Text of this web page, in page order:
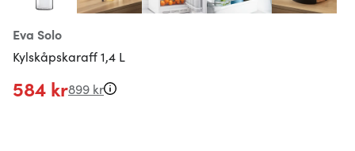
Eva Solo
Kylskåpskaraff 1,4 L
584 kr899 kr